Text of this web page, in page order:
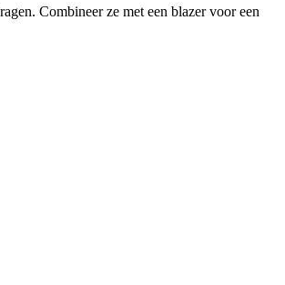
Combineer ze met een blazer voor een